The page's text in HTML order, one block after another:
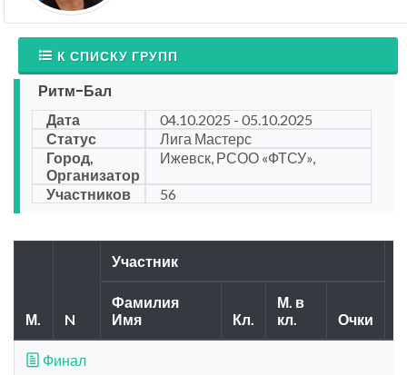
К СПИСКУ ГРУПП
Ритм-Бал
Дата
04.10.2025 - 05.10.2025
Статус
Лига Мастерс
Город,
Организатор
Ижевск, РСОО «ФТСУ»,
Участников 56
М. N
Участник
Фамилия
Имя
Кл.
М. в
кл.
Очки
Финал